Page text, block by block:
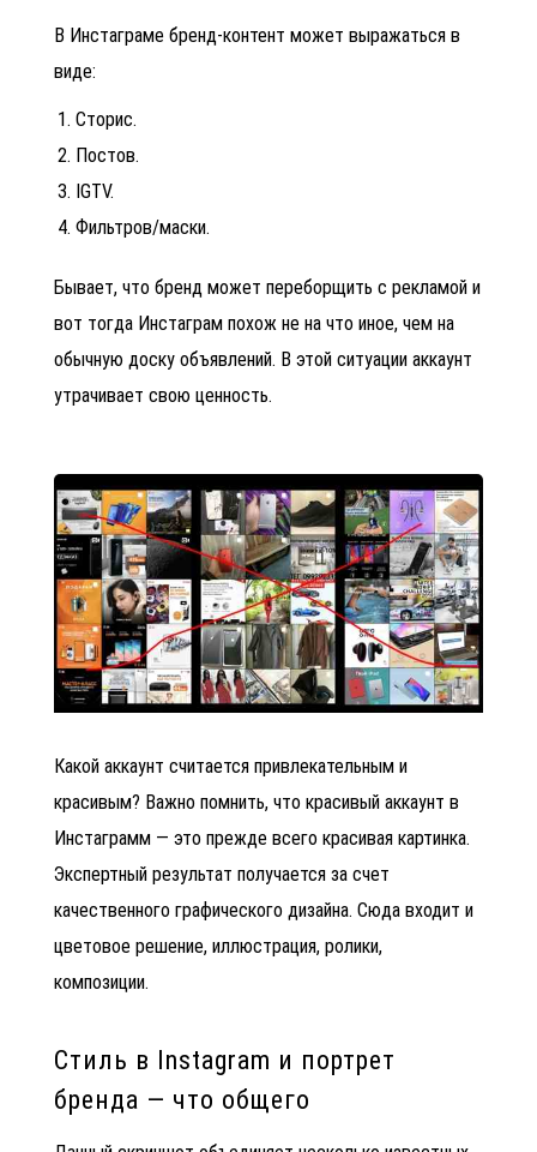
В Инстаграме бренд-контент может выражаться в
виде:
Сторис.
Постов.
IGTV.
Фильтров/маски.
Бывает, что бренд может переборщить с рекламой и
вот тогда Инстаграм похож не на что иное, чем на
обычную доску объявлений. В этой ситуации аккаунт
утрачивает свою ценность.
Какой аккаунт считается привлекательным и
красивым? Важно помнить, что красивый аккаунт в
Инстаграмм — это прежде всего красивая картинка.
Экспертный результат получается за счет
качественного графического дизайна. Сюда входит и
цветовое решение, иллюстрация, ролики,
композиции.
Стиль в Instagram и портрет
бренда — что общего